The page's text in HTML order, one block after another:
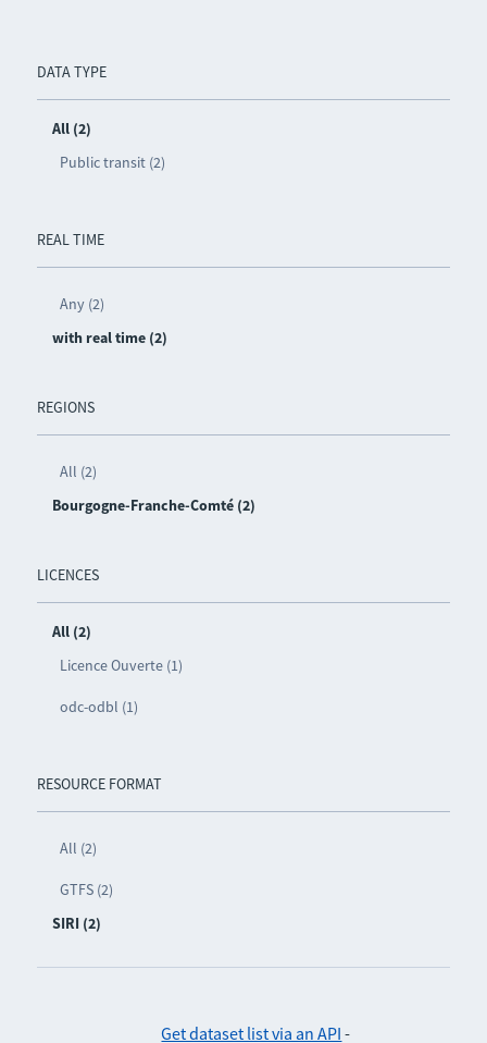
DATA TYPE
All (2)
Public transit (2)
REAL TIME
Any (2)
with real time (2)
REGIONS
All (2)
Bourgogne-Franche-Comté (2)
LICENCES
All (2)
Licence Ouverte (1)
odc-odbl (1)
RESOURCE FORMAT
All (2)
GTFS (2)
SIRI (2)
Get dataset list via an API -